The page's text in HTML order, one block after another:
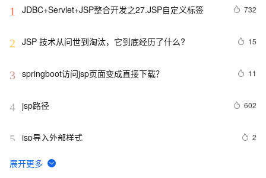
1 JDBC+Servlet+JSP整合开发之27.JSP自定义标签 732
2 JSP 技术从问世到淘汰，它到底经历了什么? 15
3 springboot访问jsp页面变成直接下载？ 11
4 jsp路径 602
5 jsp导入外部样式 2
6 jsp通过易宝方式实现在线支付